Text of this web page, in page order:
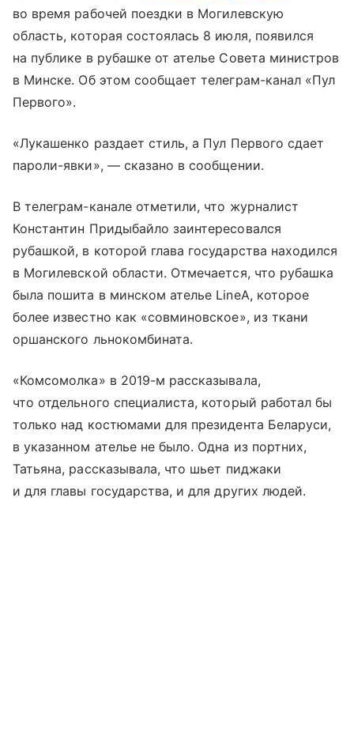
во время рабочей поездки в Могилевскую
область, которая состоялась 8 июля, появился
на публике в рубашке от ателье Совета министров
в Минске. Об этом сообщает телеграм-канал «Пул
Первого».
«Лукашенко раздает стиль, а Пул Первого сдает
пароли-явки», — сказано в сообщении.
В телеграм-канале отметили, что журналист
Константин Придыбайло заинтересовался
рубашкой, в которой глава государства находился
в Могилевской области. Отмечается, что рубашка
была пошита в минском ателье LineA, которое
более известно как «совминовское», из ткани
оршанского льнокомбината.
«Комсомолка» в 2019-м рассказывала,
что отдельного специалиста, который работал бы
только над костюмами для президента Беларуси,
в указанном ателье не было. Одна из портних,
Татьяна, рассказывала, что шьет пиджаки
и для главы государства, и для других людей.